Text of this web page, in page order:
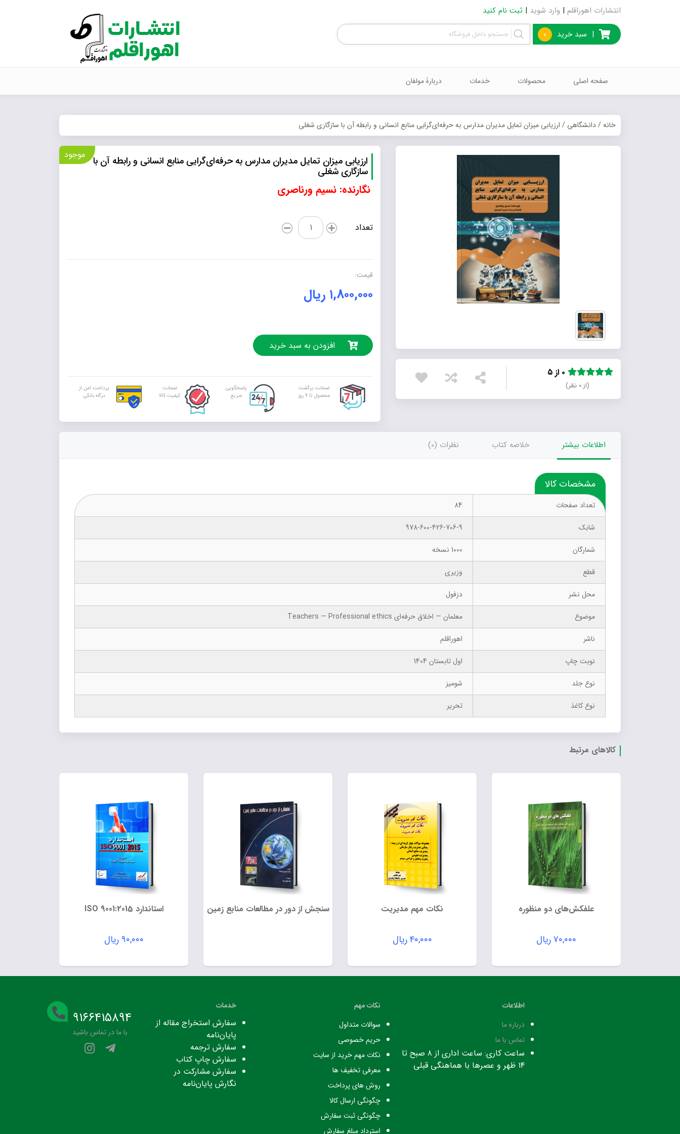
انتشارات اهوراقلم | وارد شوید | ثبت نام کنید
| سبد خرید 0
Products
search
صفحه اصلی محصولات خدمات دربارۀ مولفان
خانه/دانشگاهی / ارزیابی میزان تمایل مدیران مدارس به حرفه‌ای‌گرایی منابع انسانی و رابطه آن با سازگاری شغلی
(از ۰ نظر)
موجود ارزیابی میزان تمایل مدیران مدارس به حرفه‌ای‌گرایی منابع انسانی و رابطه آن با
سازگاری شغلی
نگارنده: نسیم ورناصری
تعداد
ارزیابی
میزان
مدیران
حرفه‌ای‌گرایی
منابع
رابطه
آن
سازگاری
شغلی
قیمت:
۱,۸۰۰,۰۰۰ ریال
افزودن به سبد خرید
ضمانت برگشت
محصول تا 7 روز
پاسخگویی
سریع
ضمانت
کیفیت کالا
پرداخت امن از
درگاه بانکی
اطلاعات بیشتر خلاصه کتاب نظرات (0)
مشخصات کالا
تعداد صفحات
84
شابک
978-600-426-706-9
شمارگان
1000 نسخه
قطع
وزیری
محل نشر
دزفول
موضوع
معلمان — اخلاق حرفه‌ای Teachers — Professional ethics
ناشر
اهوراقلم
نوبت چاپ
اول تابستان 1404
نوع جلد
شومیز
نوع کاغذ
تحریر
کالاهای مرتبط
علفکش‌های دو منظوره
۷۰,۰۰۰ریال
نکات مهم مدیریت
۴۰,۰۰۰ریال
سنجش از دور در مطالعات منابع زمین استاندارد ISO 9001:2015
۹۰,۰۰۰ ریال
اطلاعات
درباره ما
تماس با ما
ساعت کاری: ساعت اداری از ۸ صبح تا
۱۴ ظهر و عصرها با هماهنگی قبلی
نکات مهم
سوالات متداول
حریم خصوصی
نکات مهم خرید از سایت
معرفی تخفیف ها
روش های پرداخت
چگونگی ارسال کالا
چگونگی ثبت سفارش
استرداد مبلغ سفارش
خدمات
سفارش استخراج مقاله از
پایان‌نامه
سفارش ترجمه
سفارش چاپ کتاب
سفارش مشارکت در
نگارش پایان‌نامه
۹۱۶۶۴۱۵۸۹۴
با ما در تماس باشید